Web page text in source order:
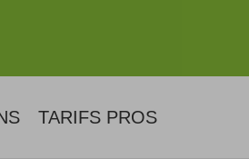
TARIFS PROS